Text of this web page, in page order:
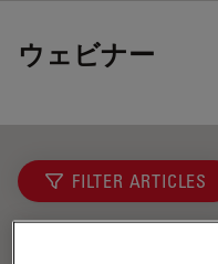
ウェビナー
FILTER ARTICLES